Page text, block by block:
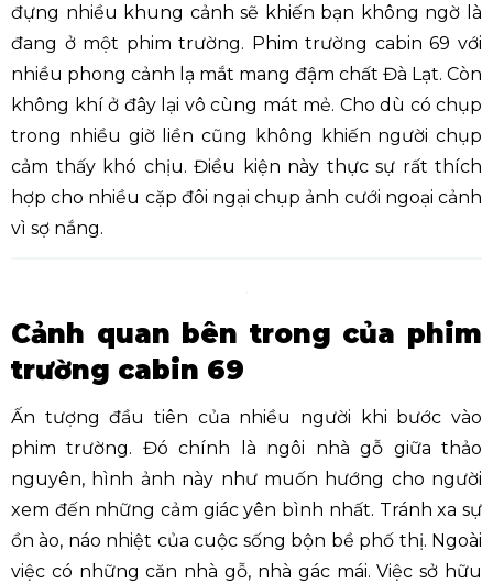
đựng nhiều khung cảnh sẽ khiến bạn không ngờ là
đang ở một phim trường. Phim trường cabin 69 với
nhiều phong cảnh lạ mắt mang đậm chất Đà Lạt. Còn
không khí ở đây lại vô cùng mát mẻ. Cho dù có chụp
trong nhiều giờ liền cũng không khiến người chụp
cảm thấy khó chịu. Điều kiện này thực sự rất thích
hợp cho nhiều cặp đôi ngại chụp ảnh cưới ngoại cảnh
vì sợ nắng.
Cảnh quan bên trong của phim
trường cabin 69
Ấn tượng đầu tiên của nhiều người khi bước vào
phim trường. Đó chính là ngôi nhà gỗ giữa thảo
nguyên, hình ảnh này như muốn hướng cho người
xem đến những cảm giác yên bình nhất. Tránh xa sự
ồn ào, náo nhiệt của cuộc sống bộn bề phố thị. Ngoài
việc có những căn nhà gỗ, nhà gác mái. Việc sở hữu